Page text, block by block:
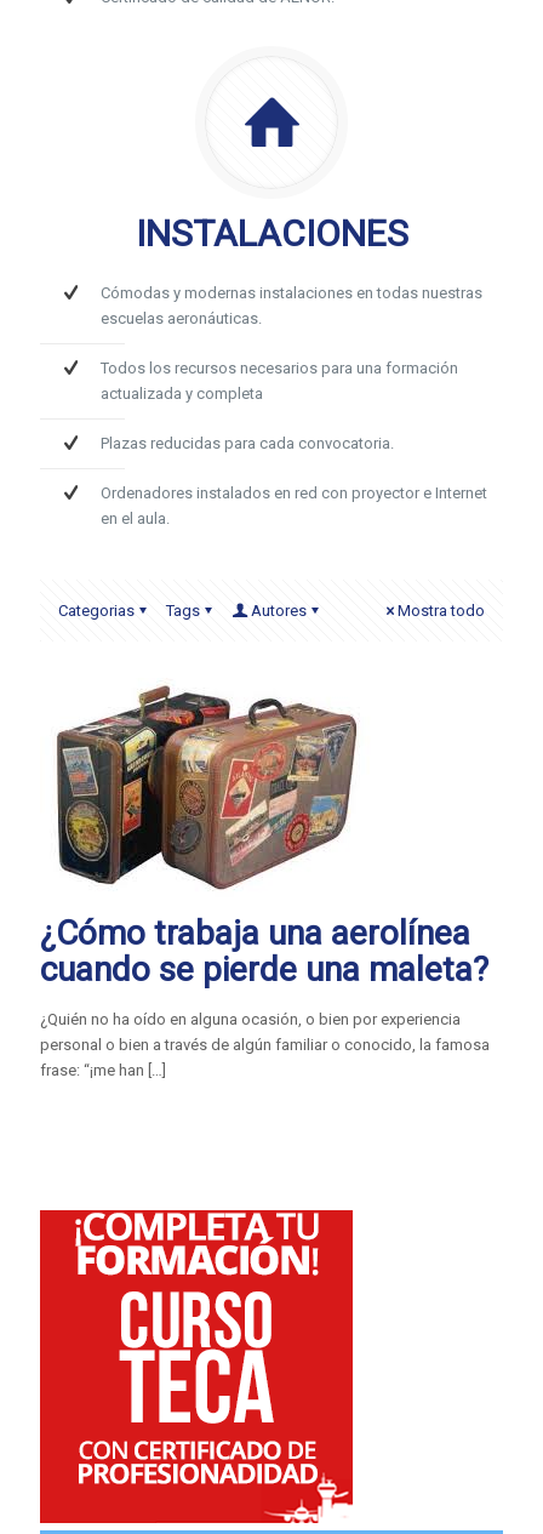
INSTALACIONES
Cómodas y modernas instalaciones en todas nuestras
escuelas aeronáuticas.
Todos los recursos necesarios para una formación
actualizada y completa
Plazas reducidas para cada convocatoria.
Ordenadores instalados en red con proyector e Internet
en el aula.
Categorias Tags Autores Mostra todo
¿Cómo trabaja una aerolínea
cuando se pierde una maleta?
¿Quién no ha oído en alguna ocasión, o bien por experiencia
personal o bien a través de algún familiar o conocido, la famosa
frase: “¡me han […]